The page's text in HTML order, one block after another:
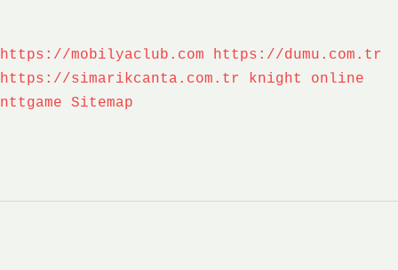
https://mobilyaclub.com
https://dumu.com.tr
https://simarikcanta.com.tr
knight online
nttgame
Sitemap